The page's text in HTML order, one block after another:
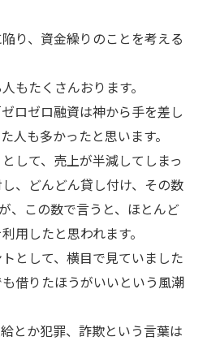
り、資金繰りのことを考える
もたくさんおります。
ロゼロ融資は神から手を差し
人も多かったと思います。
して、売上が半減してしまっ
、どんどん貸し付け、その数
、この数で言うと、ほとんど
用したと思われます。
として、横目で見ていました
借りたほうがいいという風潮
とか犯罪、詐欺という言葉は